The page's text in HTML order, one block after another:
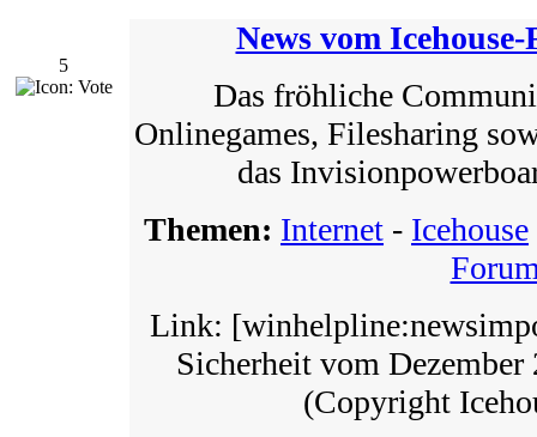
5
News vom
Das fröhliche
Onlinegames, Filesharing
das
Themen: Internet - Icehouse
Link:
Sicherheit vom
(Copyright